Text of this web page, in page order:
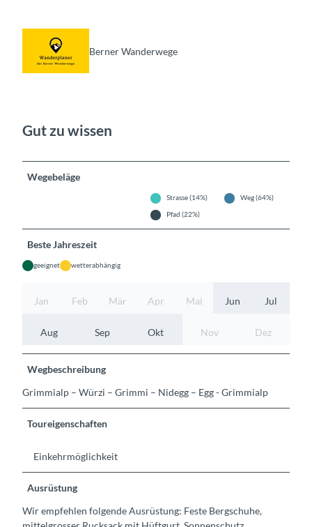
Berner Wanderwege
Gut zu wissen
Wegebeläge
Strasse (14%)
Weg (64%)
Pfad (22%)
Beste Jahreszeit
geeignet wetterabhängig
Jan Feb Mär Apr Mai Jun Jul
Aug Sep Okt Nov Dez
Wegbeschreibung
Grimmialp – Würzi – Grimmi – Nidegg – Egg - Grimmialp
Toureigenschaften
Einkehrmöglichkeit
Ausrüstung
Wir empfehlen folgende Ausrüstung: Feste Bergschuhe,